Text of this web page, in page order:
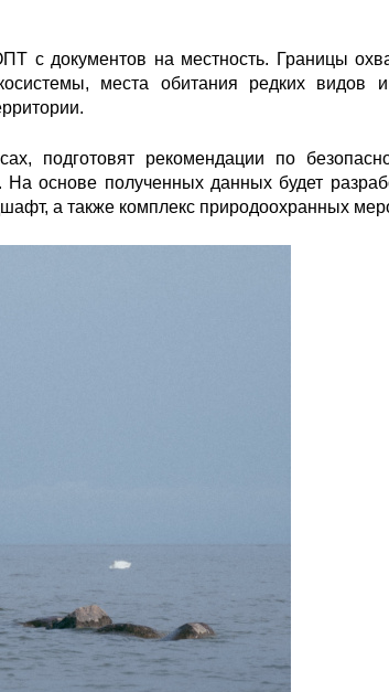
с документов на местность. Границы
места обитания редких видов
подготовят рекомендации по
На основе полученных данных будет
а также комплекс природоохранных